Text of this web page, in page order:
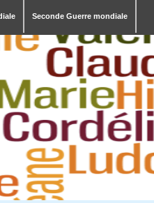
Seconde Guerre mondiale